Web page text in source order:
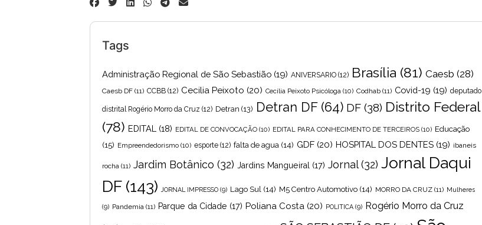
Tags
Administração Regional de São Sebastião (19) ANIVERSARIO (12) Brasília (81) Caesb (28)
Caesb DF (11) CCBB (12) Cecilia Peixoto (20) Cecília Peixoto Psicóloga (10) Codhab (11) Covid-19 (19) deputado
distrital Rogério Morro da Cruz (12) Detran (13) Detran DF(64) DF (38) Distrito Federal
(78) EDITAL (18) EDITAL DE CONVOCAÇÃO (10) EDITAL PARA CONHECIMENTO DE TERCEIROS (10) Educação
(15) Empreendedorismo (10) esporte (12) falta de agua (14) GDF (20) HOSPITAL DOS DENTES (19) ibaneis
rocha (11) Jardim Botânico (32) Jardins Mangueiral (17) Jornal(32) Jornal Daqui
DF(143) JORNAL IMPRESSO (9) Lago Sul (14) M5 Centro Automotivo (14) MORRO DA CRUZ (11) Mulheres
(9) Pandemia (11) Parque da Cidade (17) Poliana Costa (20) POLITICA (9) Rogério Morro da Cruz